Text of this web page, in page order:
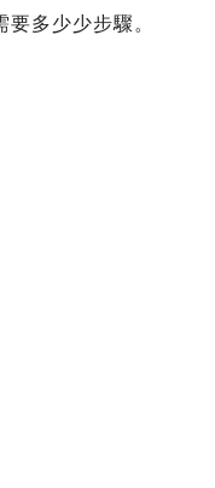
多少少步驟。